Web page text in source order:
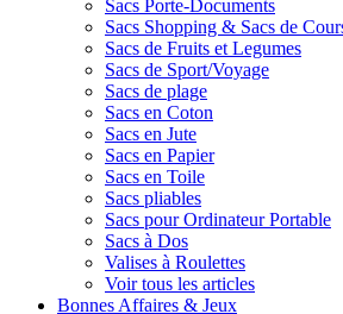
Sacs Porte-Documents
Sacs Shopping & Sacs de
Sacs de Fruits et Legumes
Sacs de Sport/Voyage
Sacs de plage
Sacs en Coton
Sacs en Jute
Sacs en Papier
Sacs en Toile
Sacs pliables
Sacs pour Ordinateur Portable
Sacs à Dos
Valises à Roulettes
Voir tous les articles
Bonnes Affaires & Jeux